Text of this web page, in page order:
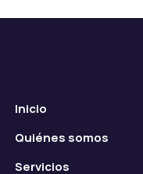
Inicio
Quiénes somos
Servicios